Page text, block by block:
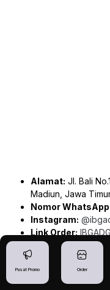
Alamat: Jl. Bali
Madiun, Jawa
Nomor
Instagram:
Link Order:
Rute Google Maps:
Madiun
Pusat Promo Order